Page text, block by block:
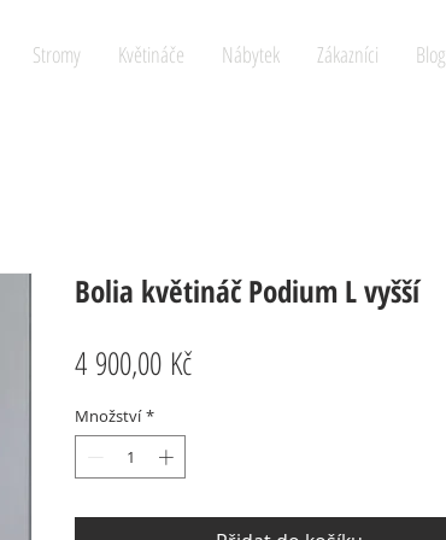
Stromy Květináče Nábytek Zákazníci Blog
Bolia květináč Podium L vyšší
4 900,00 KčCena
Množství *